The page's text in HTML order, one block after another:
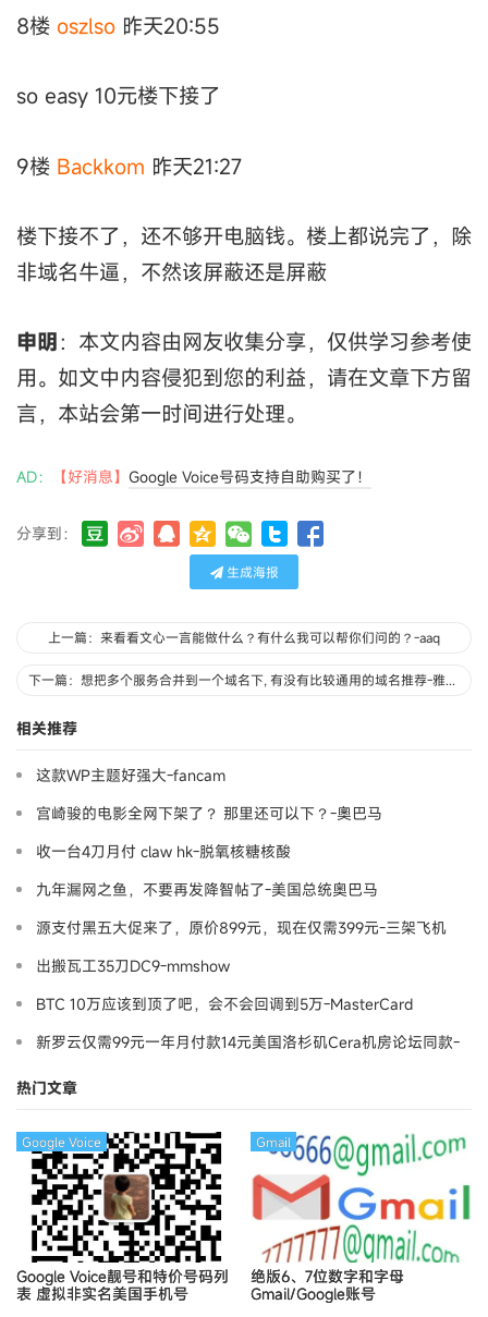
8楼 oszlso 昨天20:55
so easy 10元楼下接了
9楼 Backkom 昨天21:27
楼下接不了，还不够开电脑钱。楼上都说完了，除
非域名牛逼，不然该屏蔽还是屏蔽
申明 ：本文内容由网友收集分享，仅供学习参考使
用。如文中内容侵犯到您的利益，请在文章下方留
言，本站会第一时间进行处理。
AD： 【好消息】 Google Voice号码支持自助购买了！
分享到：
生成海报
上一篇：来看看文心一言能做什么？有什么我可以帮你们问的？-aaq
下一篇：想把多个服务合并到一个域名下, 有没有比较通用的域名推荐-雅音宫羽
相关推荐
这款WP主题好强大-fancam
宫崎骏的电影全网下架了？ 那里还可以下？-奧巴马
收一台4刀月付 claw hk-脱氧核糖核酸
九年漏网之鱼，不要再发降智帖了-美国总统奥巴马
源支付黑五大促来了，原价899元，现在仅需399元-三架飞机
出搬瓦工35刀DC9-mmshow
BTC 10万应该到顶了吧，会不会回调到5万-MasterCard
新罗云仅需99元一年月付款14元美国洛杉矶Cera机房论坛同款-
热门文章
Google Voice靓号和特价号码列
表 虚拟非实名美国手机号
Google Voice
绝版6、7位数字和字母
Gmail/Google账号
Gmail